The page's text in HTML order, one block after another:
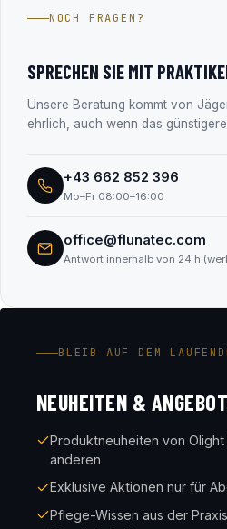
Salzburg). Alle
NOCH FRAGEN?
SPRECHEN SIE MIT
Unsere Beratung kommt von
ehrlich, auch wenn das
+43 662 852 396
Mo–Fr 08:00–16:00
office@flunatec.com
Antwort innerhalb von 24 h
BLEIB AUF DEM
NEUHEITEN &
Produktneuheiten von Olight
anderen
Exklusive Aktionen nur für
Pflege-Wissen aus der